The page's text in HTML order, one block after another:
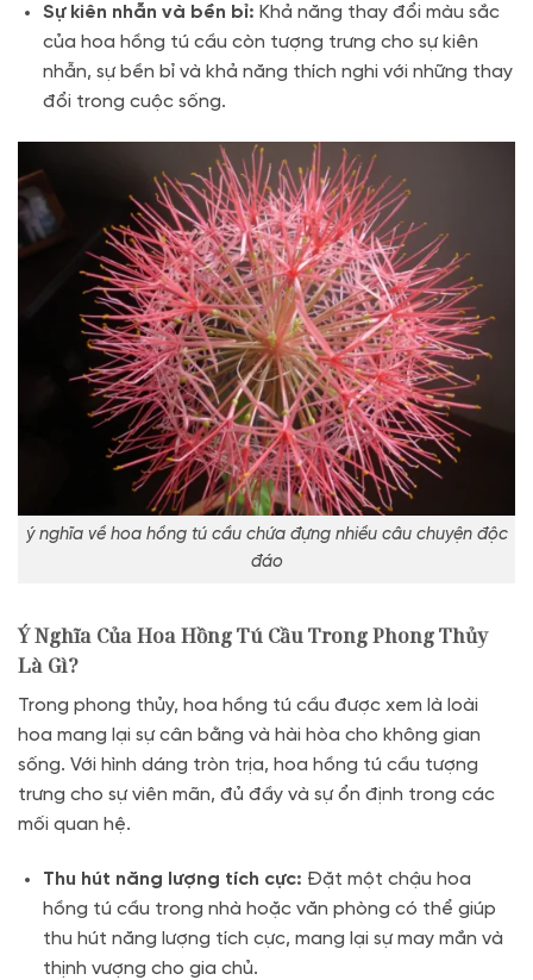
Sự kiên nhẫn và bền bỉ: Khả năng thay đổi màu sắc
của hoa hồng tú cầu còn tượng trưng cho sự kiên
nhẫn, sự bền bỉ và khả năng thích nghi với những thay
đổi trong cuộc sống.
ý nghĩa về hoa hồng tú cầu chứa đựng nhiều câu chuyện độc
đáo
Ý Nghĩa Của Hoa Hồng Tú Cầu Trong Phong Thủy
Là Gì?
Trong phong thủy, hoa hồng tú cầu được xem là loài
hoa mang lại sự cân bằng và hài hòa cho không gian
sống. Với hình dáng tròn trịa, hoa hồng tú cầu tượng
trưng cho sự viên mãn, đủ đầy và sự ổn định trong các
mối quan hệ.
Thu hút năng lượng tích cực: Đặt một chậu hoa
hồng tú cầu trong nhà hoặc văn phòng có thể giúp
thu hút năng lượng tích cực, mang lại sự may mắn và
thịnh vượng cho gia chủ.